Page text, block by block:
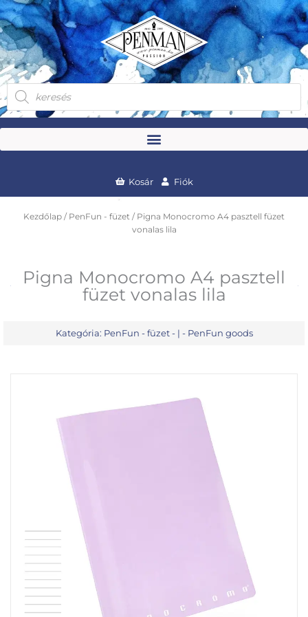
Skip
to
content
Products
search
Kosár Fiók
Kezdőlap / PenFun - füzet / Pigna Monocromo A4 pasztell füzet
vonalas lila
Pigna Monocromo A4 pasztell
füzet vonalas lila
Kategória: PenFun - füzet- | - PenFun goods